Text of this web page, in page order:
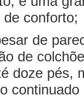
conforto;
de
de
doze pés,